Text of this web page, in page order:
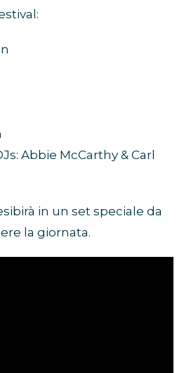
Abbie McCarthy & Carl
in un set speciale da
la giornata.